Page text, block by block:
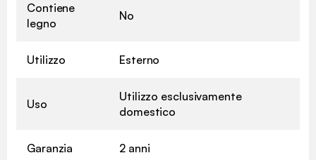
Contiene
legno
No
Utilizzo Esterno
Uso
Utilizzo esclusivamente
domestico
Garanzia 2 anni